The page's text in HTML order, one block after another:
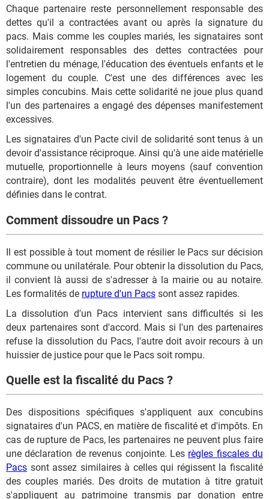
Chaque partenaire reste personnellement responsable des
dettes qu'il a contractées avant ou après la signature du
pacs. Mais comme les couples mariés, les signataires sont
solidairement responsables des dettes contractées pour
l'entretien du ménage, l'éducation des éventuels enfants et le
logement du couple. C'est une des différences avec les
simples concubins. Mais cette solidarité ne joue plus quand
l'un des partenaires a engagé des dépenses manifestement
excessives.
Les signataires d'un Pacte civil de solidarité sont tenus à un
devoir d'assistance réciproque. Ainsi qu'à une aide matérielle
mutuelle, proportionnelle à leurs moyens (sauf convention
contraire), dont les modalités peuvent être éventuellement
définies dans le contrat.
Comment dissoudre un Pacs ?
Il est possible à tout moment de résilier le Pacs sur décision
commune ou unilatérale. Pour obtenir la dissolution du Pacs,
il convient là aussi de s'adresser à la mairie ou au notaire.
Les formalités de rupture d'un Pacs sont assez rapides.
La dissolution d'un Pacs intervient sans difficultés si les
deux partenaires sont d'accord. Mais si l'un des partenaires
refuse la dissolution du Pacs, l'autre doit avoir recours à un
huissier de justice pour que le Pacs soit rompu.
Quelle est la fiscalité du Pacs ?
Des dispositions spécifiques s'appliquent aux concubins
signataires d'un PACS, en matière de fiscalité et d'impôts. En
cas de rupture de Pacs, les partenaires ne peuvent plus faire
une déclaration de revenus conjointe. Les règles fiscales du
Pacs sont assez similaires à celles qui régissent la fiscalité
des couples mariés. Des droits de mutation à titre gratuit
s'appliquent au patrimoine transmis par donation entre